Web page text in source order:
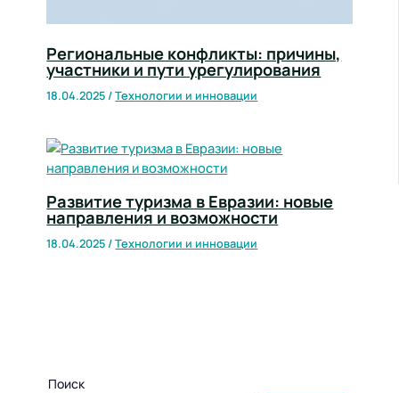
Региональные конфликты: причины,
участники и пути урегулирования
18.04.2025 /Технологии и инновации
Развитие туризма в Евразии: новые
направления и возможности
18.04.2025/Технологии и инновации
Поиск